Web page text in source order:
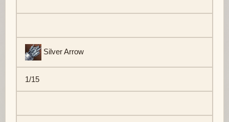
Silver Arrow
1/15